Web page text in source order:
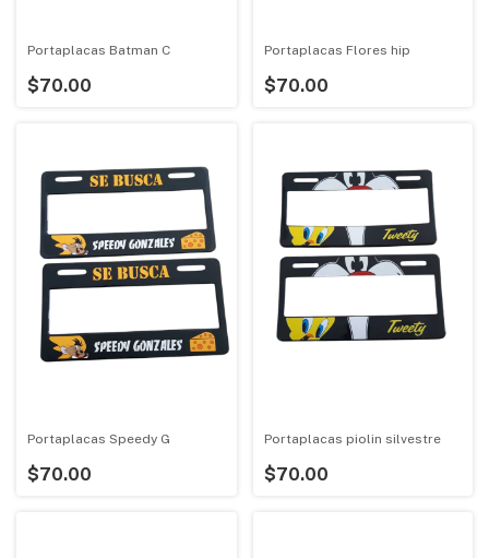
Portaplacas Batman C
$70.00
Portaplacas Flores hip
$70.00
Portaplacas Speedy G
$70.00
Portaplacas piolin silvestre
$70.00